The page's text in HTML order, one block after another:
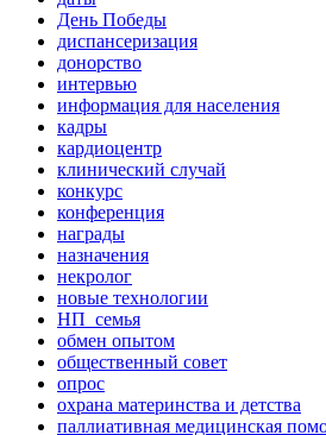
День Победы
диспансеризация
донорство
интервью
информация для населения
кадры
кардиоцентр
клинический случай
конкурс
конференция
награды
назначения
некролог
новые технологии
НП_семья
обмен опытом
общественный совет
опрос
охрана материнства и детства
паллиативная медицинская